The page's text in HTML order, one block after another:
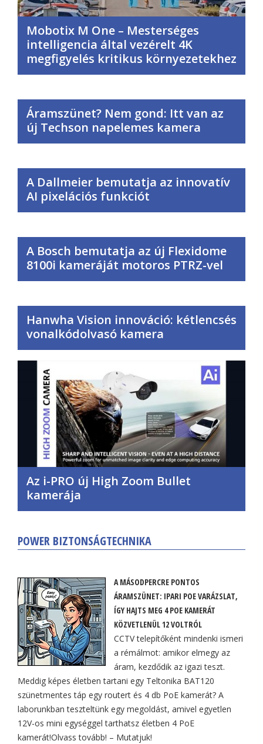
Mobotix M One – Mesterséges
intelligencia által vezérelt 4K
megfigyelés kritikus környezetekhez
Áramszünet? Nem gond: Itt van az
új Techson napelemes kamera
A Dallmeier bemutatja az innovatív
AI pixelációs funkciót
A Bosch bemutatja az új Flexidome
8100i kameráját motoros PTRZ-vel
Hanwha Vision innováció: kétlencsés
vonalkódolvasó kamera
Az i-PRO új High Zoom Bullet
kamerája
POWER BIZTONSÁGTECHNIKA
A MÁSODPERCRE PONTOS
ÁRAMSZÜNET: IPARI POE VARÁZSLAT,
ÍGY HAJTS MEG 4 POE KAMERÁT
KÖZVETLENÜL 12 VOLTRÓL
CCTV telepítőként mindenki ismeri
a rémálmot: amikor elmegy az
áram, kezdődik az igazi teszt.
Meddig képes életben tartani egy Teltonika BAT120
szünetmentes táp egy routert és 4 db PoE kamerát? A
laborunkban teszteltünk egy megoldást, amivel egyetlen
12V-os mini egységgel tarthatsz életben 4 PoE
kamerát!Olvass tovább! – Mutatjuk!